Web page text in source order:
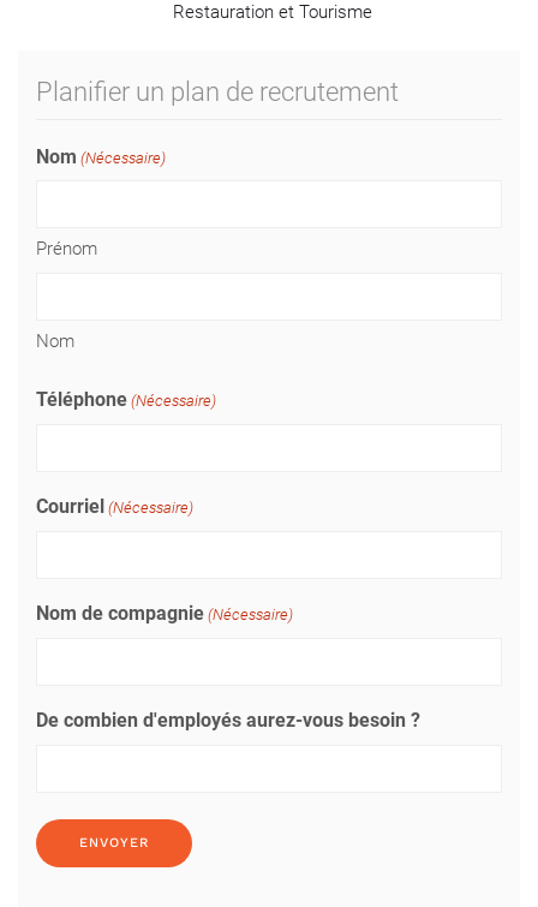
Restauration et Tourisme
Planifier un plan de recrutement
Nom (Nécessaire)
Prénom
Nom
Téléphone (Nécessaire)
Courriel (Nécessaire)
Nom de compagnie (Nécessaire)
De combien d'employés aurez-vous besoin ?